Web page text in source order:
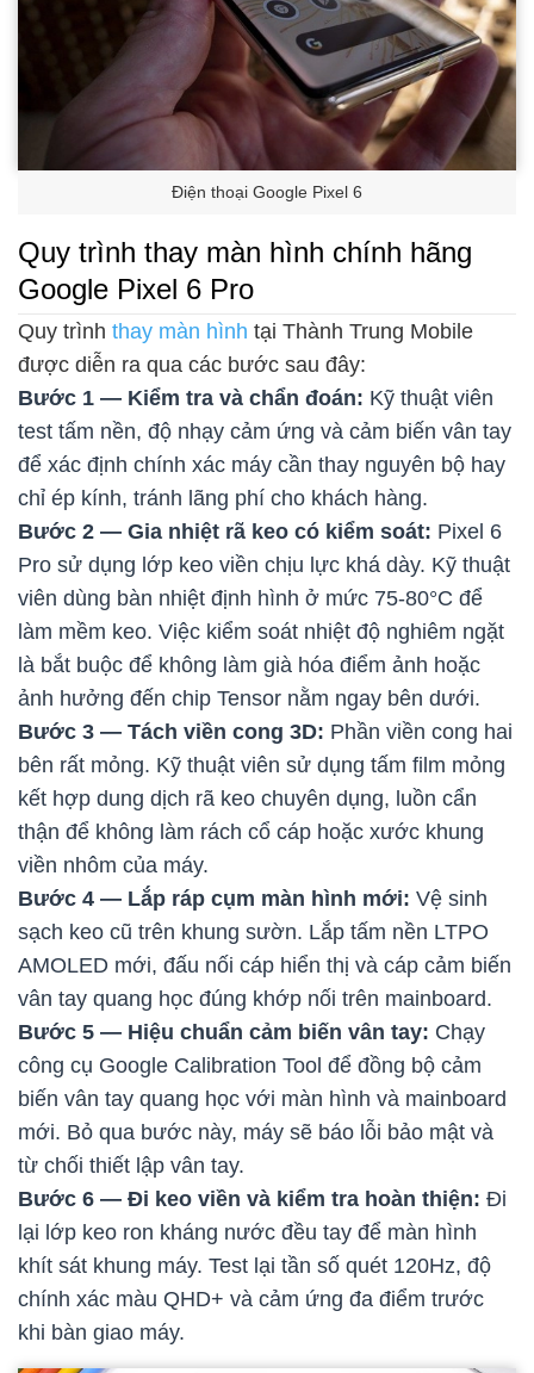
Điện thoại Google Pixel 6
Quy trình thay màn hình chính hãng
Google Pixel 6 Pro
Quy trình thay màn hình tại Thành Trung Mobile
được diễn ra qua các bước sau đây:
Bước 1 — Kiểm tra và chẩn đoán: Kỹ thuật viên
test tấm nền, độ nhạy cảm ứng và cảm biến vân tay
để xác định chính xác máy cần thay nguyên bộ hay
chỉ ép kính, tránh lãng phí cho khách hàng.
Bước 2 — Gia nhiệt rã keo có kiểm soát: Pixel 6
Pro sử dụng lớp keo viền chịu lực khá dày. Kỹ thuật
viên dùng bàn nhiệt định hình ở mức 75-80°C để
làm mềm keo. Việc kiểm soát nhiệt độ nghiêm ngặt
là bắt buộc để không làm già hóa điểm ảnh hoặc
ảnh hưởng đến chip Tensor nằm ngay bên dưới.
Bước 3 — Tách viền cong 3D: Phần viền cong hai
bên rất mỏng. Kỹ thuật viên sử dụng tấm film mỏng
kết hợp dung dịch rã keo chuyên dụng, luồn cẩn
thận để không làm rách cổ cáp hoặc xước khung
viền nhôm của máy.
Bước 4 — Lắp ráp cụm màn hình mới: Vệ sinh
sạch keo cũ trên khung sườn. Lắp tấm nền LTPO
AMOLED mới, đấu nối cáp hiển thị và cáp cảm biến
vân tay quang học đúng khớp nối trên mainboard.
Bước 5 — Hiệu chuẩn cảm biến vân tay: Chạy
công cụ Google Calibration Tool để đồng bộ cảm
biến vân tay quang học với màn hình và mainboard
mới. Bỏ qua bước này, máy sẽ báo lỗi bảo mật và
từ chối thiết lập vân tay.
Bước 6 — Đi keo viền và kiểm tra hoàn thiện: Đi
lại lớp keo ron kháng nước đều tay để màn hình
khít sát khung máy. Test lại tần số quét 120Hz, độ
chính xác màu QHD+ và cảm ứng đa điểm trước
khi bàn giao máy.